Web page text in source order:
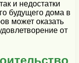
и недостатки
будущего дома в
может оказать
от